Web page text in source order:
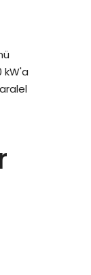
kW'a